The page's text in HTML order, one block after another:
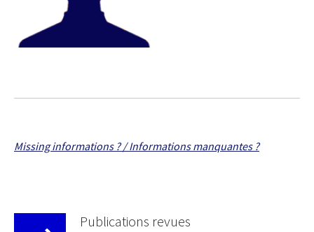
Missing informations ? / Informations manquantes ?
Publications revues